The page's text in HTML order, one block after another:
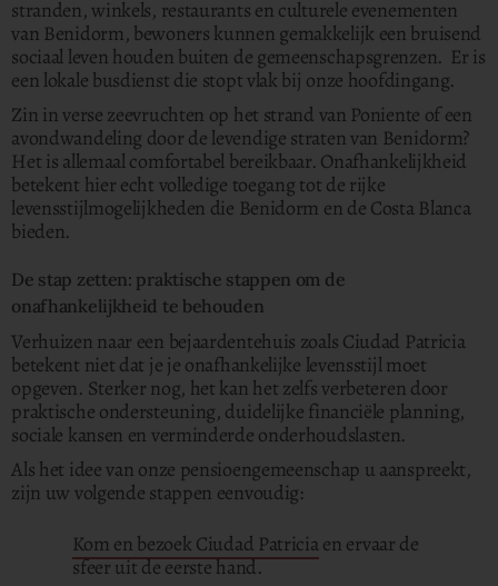
stranden, winkels, restaurants en culturele evenementen
van Benidorm, bewoners kunnen gemakkelijk een bruisend
sociaal leven houden buiten de gemeenschapsgrenzen. Er is
een lokale busdienst die stopt vlak bij onze hoofdingang.
Zin in verse zeevruchten op het strand van Poniente of een
avondwandeling door de levendige straten van Benidorm?
Het is allemaal comfortabel bereikbaar. Onafhankelijkheid
betekent hier echt volledige toegang tot de rijke
levensstijlmogelijkheden die Benidorm en de Costa Blanca
bieden.
De stap zetten: praktische stappen om de
onafhankelijkheid te behouden
Verhuizen naar een bejaardentehuis zoals Ciudad Patricia
betekent niet dat je je onafhankelijke levensstijl moet
opgeven. Sterker nog, het kan het zelfs verbeteren door
praktische ondersteuning, duidelijke financiële planning,
sociale kansen en verminderde onderhoudslasten.
Als het idee van onze pensioengemeenschap u aanspreekt,
zijn uw volgende stappen eenvoudig:
Kom en bezoek Ciudad Patriciaen ervaar de
sfeer uit de eerste hand.